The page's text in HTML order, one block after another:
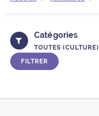
Catégories
TOUTES (CULTURE)
FILTRER